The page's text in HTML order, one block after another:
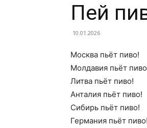
строительства
и
ремонта
Пей
10.01.2026
Москва пьёт пиво!
Молдавия пьёт
Литва пьёт пиво!
Анталия пьёт пиво!
Сибирь пьёт пиво!
Германия пьёт пиво!